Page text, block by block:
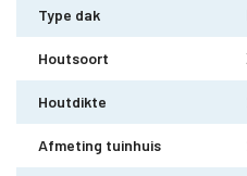
Type dak
Houtsoort
Houtdikte
Afmeting tuinhuis